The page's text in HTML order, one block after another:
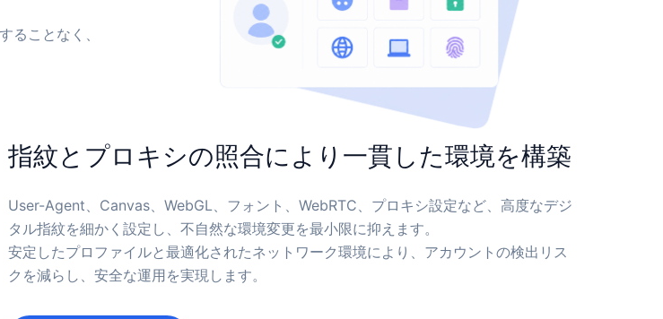
ることなく、
指紋とプロキシの照合により一貫した環境を構築
User-Agent、Canvas、WebGL、フォント、WebRTC、プロキシ設定など、高度なデジ
タル指紋を細かく設定し、不自然な環境変更を最小限に抑えます。
安定したプロファイルと最適化されたネットワーク環境により、アカウントの検出リス
クを減らし、安全な運用を実現します。